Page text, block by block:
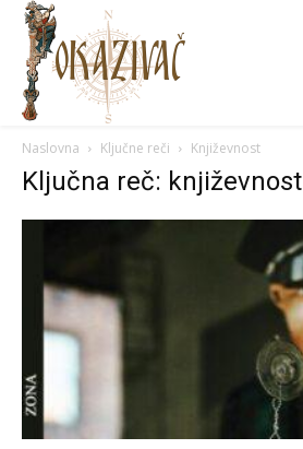
Naslovna Ključne reči Književnost
Ključna reč: književnost